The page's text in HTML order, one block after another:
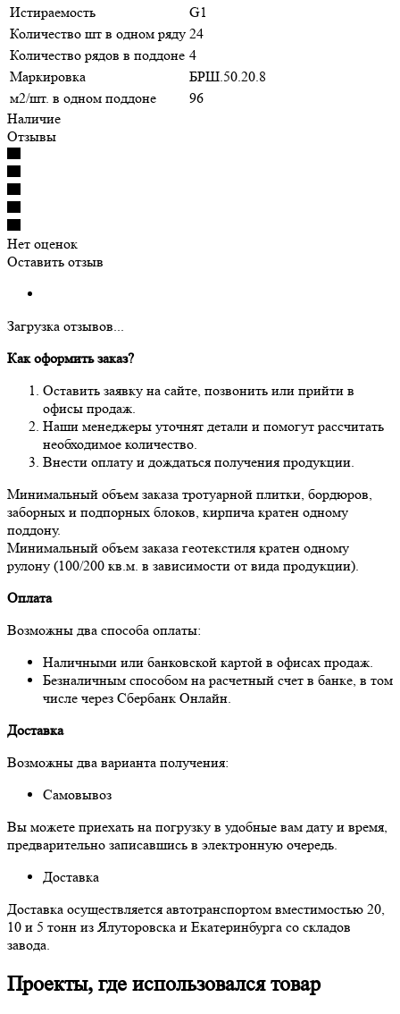
Истираемость
G1
Количество шт в одном ряду 24
Количество рядов в поддоне 4
Маркировка
БРШ.50.20.8
м2/шт. в одном поддоне
96
Наличие
Отзывы
Нет оценок
Оставить отзыв
Загрузка отзывов...
Как оформить заказ?
Оставить заявку на сайте, позвонить или прийти в
офисы продаж.
Наши менеджеры уточнят детали и помогут рассчитать
необходимое количество.
Внести оплату и дождаться получения продукции.
Минимальный объем заказа тротуарной плитки, бордюров,
заборных и подпорных блоков, кирпича кратен одному
поддону.
Минимальный объем заказа геотекстиля кратен одному
рулону (100/200 кв.м. в зависимости от вида продукции).
Оплата
Возможны два способа оплаты:
Наличными или банковской картой в офисах продаж.
Безналичным способом на расчетный счет в банке, в том
числе через Сбербанк Онлайн.
Доставка
Возможны два варианта получения:
Самовывоз
Вы можете приехать на погрузку в удобные вам дату и время,
предварительно записавшись в электронную очередь.
Доставка
Доставка осуществляется автотранспортом вместимостью 20,
10 и 5 тонн из Ялуторовска и Екатеринбурга со складов
завода.
Проекты, где использовался товар